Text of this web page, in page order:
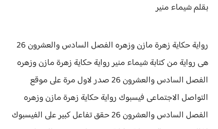
بقلمشيماء منير
رواية حكاية زهرة مازن وزهره الفصل السادس والعشرون 26
هى رواية من كتابة شيماء منير روايةحكاية زهرة مازن وزهره
الفصل السادس والعشرون 26 صدر لاول مرة على موقع
التواصل الاجتماعى فيسبوك رواية حكاية زهرة مازن وزهره
الفصل السادس والعشرون 26 حقق
تفاعل كبير على الفيسبوك